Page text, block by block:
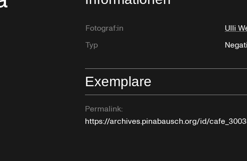
Fotograf:in
Ulli
Typ
Exemplare
Permalink:
https://archives.pinabausch.org/id/